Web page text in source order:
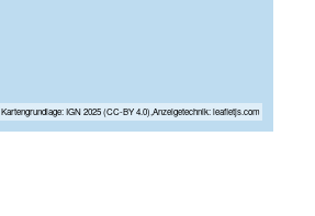
Kartengrundlage: IGN 2025 (CC-BY 4.0),Anzeigetechnik: leafletjs.com